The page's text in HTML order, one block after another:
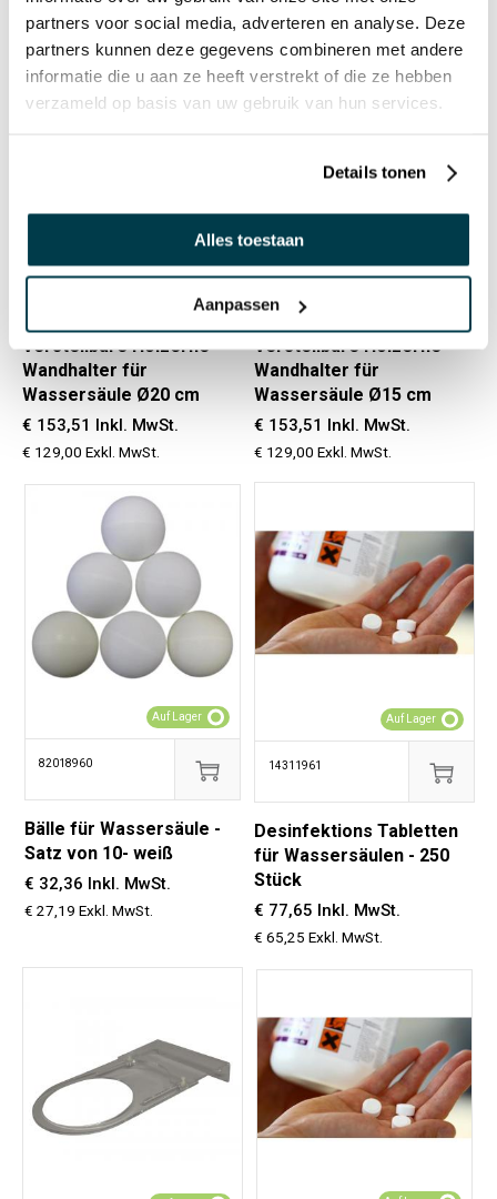
partners voor social media, adverteren en analyse. Deze
partners kunnen deze gegevens combineren met andere
informatie die u aan ze heeft verstrekt of die ze hebben
verzameld op basis van uw gebruik van hun services.
Details tonen
Alles toestaan
Aanpassen
82023960
Auf Lager
Verstellbare Hölzerne
Wandhalter für
Wassersäule Ø20 cm
€ 153,51 Inkl. MwSt.
€ 129,00 Exkl. MwSt.
82022960
Verstellbare Hölzerne
Wandhalter für
Wassersäule Ø15 cm
€ 153,51 Inkl. MwSt.
€ 129,00 Exkl. MwSt.
82018960
Auf Lager
Bälle für Wassersäule -
Satz von 10- weiß
€ 32,36 Inkl. MwSt.
€ 27,19 Exkl. MwSt.
14311961
Auf Lager
Desinfektions Tabletten
für Wassersäulen - 250
Stück
€ 77,65 Inkl. MwSt.
€ 65,25 Exkl. MwSt.